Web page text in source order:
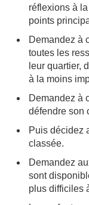
réflexions à
points
Demandez à
toutes les
leur quartier,
à la moins
Demandez à
défendre son
Puis décidez
classée.
Demandez
sont
plus difficiles